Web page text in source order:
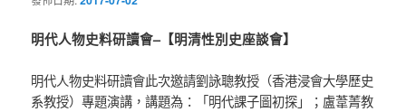
明代人物史料研讀會–【明清性別史座談會】
明代人物史料研讀會此次邀請劉詠聰教授（香港浸會大學歷史
系教授）專題演講，講題為：「明代課子圖初探」；盧葦菁教